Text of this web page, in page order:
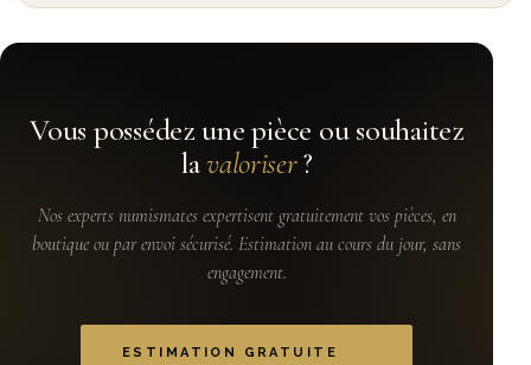
Vous possédez une pièce ou souhaitez
lavaloriser?
Nos experts numismates expertisent gratuitement vos pièces, en
boutique ou par envoi sécurisé. Estimation au cours du jour, sans
engagement.
ESTIMATION GRATUITE